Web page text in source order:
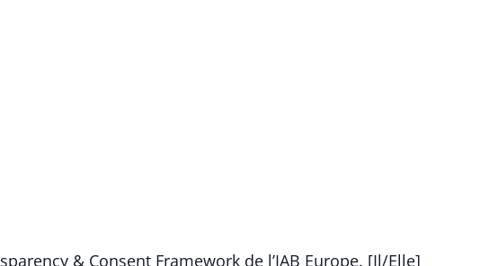
& Consent Framework de l’IAB Europe. [Il/Elle]